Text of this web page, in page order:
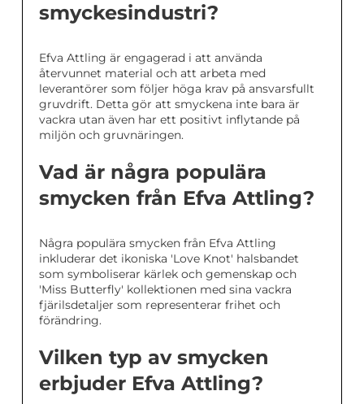
smyckesindustri?
Efva Attling är engagerad i att använda
återvunnet material och att arbeta med
leverantörer som följer höga krav på ansvarsfullt
gruvdrift. Detta gör att smyckena inte bara är
vackra utan även har ett positivt inflytande på
miljön och gruvnäringen.
Vad är några populära
smycken från Efva Attling?
Några populära smycken från Efva Attling
inkluderar det ikoniska 'Love Knot' halsbandet
som symboliserar kärlek och gemenskap och
'Miss Butterfly' kollektionen med sina vackra
fjärilsdetaljer som representerar frihet och
förändring.
Vilken typ av smycken
erbjuder Efva Attling?